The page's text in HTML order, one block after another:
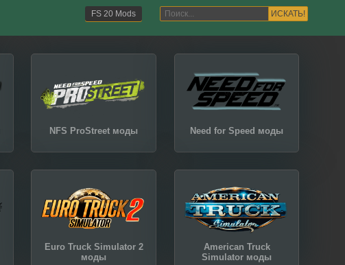
ИСКАТЬ!
FS 20 Mods
NFS ProStreet моды Need for Speed моды
Euro Truck Simulator 2
моды
American Truck
Simulator моды